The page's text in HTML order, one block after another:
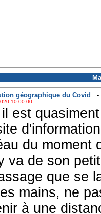
géographique du Covid
10:00:00 ...
est
du moment
va de son
que se
mains, ne
à une